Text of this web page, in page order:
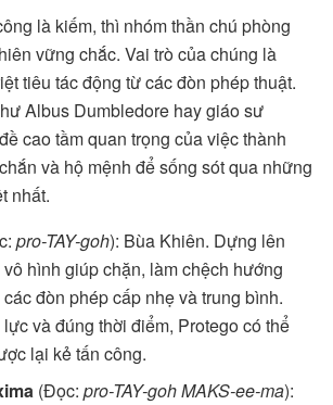
là kiếm, thì nhóm thần chú phòng
vững chắc. Vai trò của chúng là
tiêu tác động từ các đòn phép thuật.
Albus Dumbledore hay giáo sư
cao tầm quan trọng của việc thành
và hộ mệnh để sống sót qua những
nhất.
pro-TAY-goh): Bùa Khiên. Dựng lên
hình giúp chặn, làm chệch hướng
đòn phép cấp nhẹ và trung bình.
và đúng thời điểm, Protego có thể
lại kẻ tấn công.
(Đọc:pro-TAY-goh MAKS-ee-ma):